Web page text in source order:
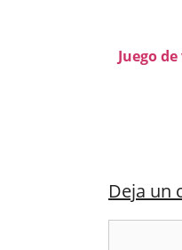
Juego
Deja un